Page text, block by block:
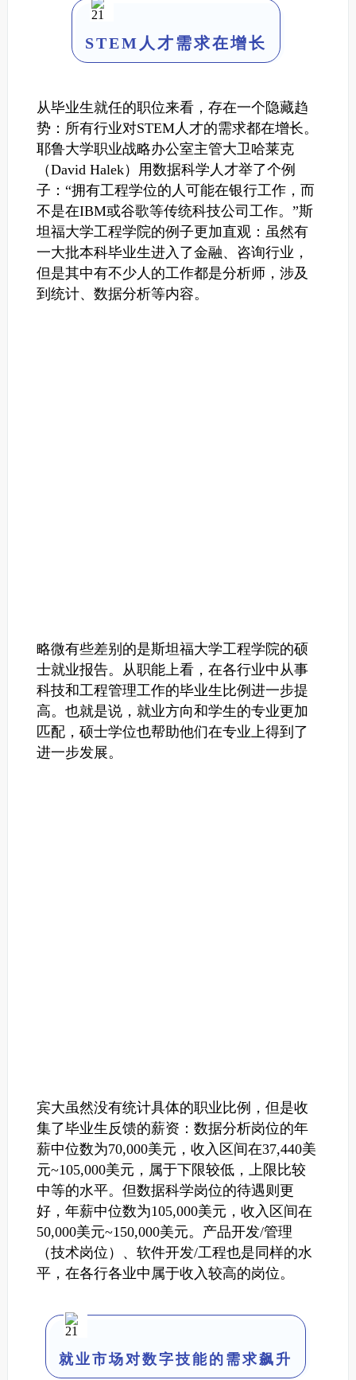
STEM人才需求在增长
从毕业生就任的职位来看，存在一个隐藏趋
势：所有行业对STEM人才的需求都在增长。
耶鲁大学职业战略办公室主管大卫哈莱克
（David Halek）用数据科学人才举了个例
子：“拥有工程学位的人可能在银行工作，而
不是在IBM或谷歌等传统科技公司工作。”斯
坦福大学工程学院的例子更加直观：虽然有
一大批本科毕业生进入了金融、咨询行业，
但是其中有不少人的工作都是分析师，涉及
到统计、数据分析等内容。
略微有些差别的是斯坦福大学工程学院的硕
士就业报告。从职能上看，在各行业中从事
科技和工程管理工作的毕业生比例进一步提
高。 也就是说，就业方向和学生的专业更加
匹配，硕士学位也帮助他们在专业上得到了
进一步发展。
宾大虽然没有统计具体的职业比例，但是收
集了毕业生反馈的薪资：数据分析岗位的年
薪中位数为70,000美元，收入区间在37,440美
元~105,000美元，属于下限较低，上限比较
中等的水平。 但数据科学岗位的待遇则更
好，年薪中位数为105,000美元，收入区间在
50,000美元~150,000美元。产品开发/管理
（技术岗位）、软件开发/工程也是同样的水
平，在各行各业中属于收入较高的岗位。
就业市场对数字技能的需求飙升